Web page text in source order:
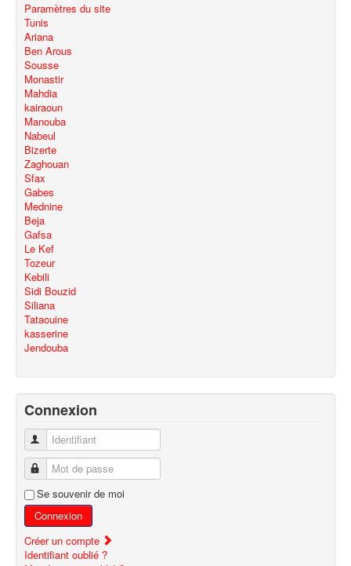
Paramètres du site
Tunis
Ariana
Ben Arous
Sousse
Monastir
Mahdia
kairaoun
Manouba
Nabeul
Bizerte
Zaghouan
Sfax
Gabes
Mednine
Beja
Gafsa
Le Kef
Tozeur
Kebili
Sidi Bouzid
Siliana
Tataouine
kasserine
Jendouba
Connexion
Identifiant
Mot de passe
Se souvenir de moi
Connexion
Créer un compte
Identifiant oublié ?